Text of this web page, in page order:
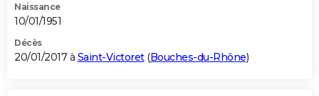
Naissance
10/01/1951
Décès
20/01/2017 à Saint-Victoret(Bouches-du-Rhône)